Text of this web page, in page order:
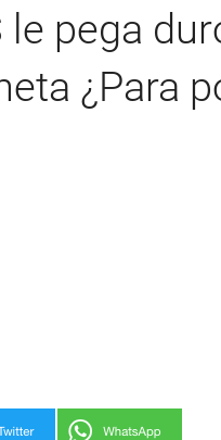
le pega
¿Para